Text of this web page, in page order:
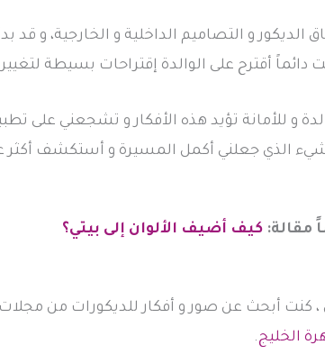
الديكور و التصاميم الداخلية و الخارجية، و قد
أقترح على الوالدة إقتراحات بسيطة لتغيير
و للأمانة تؤيد هذه الأفكار و تشجعني على
الذي جعلني أكمل المسيرة و أستكشف أكثر
مقالة:كيف أضيف الألوان إلى بيتي؟
كنت أبحث عن صور و أفكار للديكورات من مجلات
الخليج.